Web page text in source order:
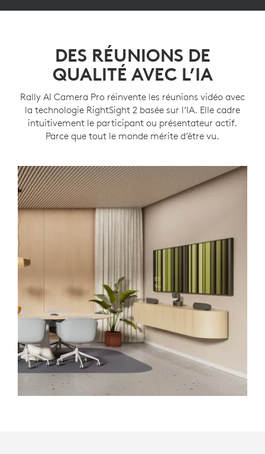
DES RÉUNIONS DE
QUALITÉ AVEC L’IA
Rally AI Camera Pro réinvente les réunions vidéo avec
la technologie RightSight 2 basée sur l’IA. Elle cadre
intuitivement le participant ou présentateur actif.
Parce que tout le monde mérite d’être vu.